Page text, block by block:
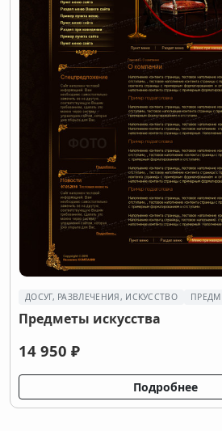
ДОСУГ, РАЗВЛЕЧЕНИЯ, ИСКУССТВО
Предметы искусства
14 950 ₽
Подробнее